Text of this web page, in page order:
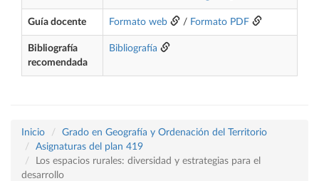
Guía docente Formato web / Formato PDF
Bibliografía
recomendada
Bibliografía
Inicio
Grado en Geografía y Ordenación del Territorio
Asignaturas del plan 419
Los espacios rurales: diversidad y estrategias para el
desarrollo